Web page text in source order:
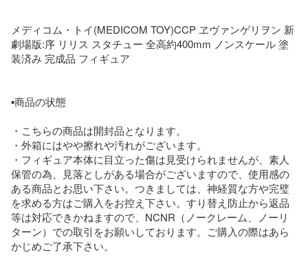
メディコム・トイ(MEDICOM TOY)CCP ヱヴァンゲリヲン 新
劇場版:序 リリス スタチュー 全高約400mm ノンスケール 塗
装済み 完成品 フィギュア
▪︎商品の状態
・こちらの商品は開封品となります。
・外箱にはやや擦れや汚れがございます。
・フィギュア本体に目立った傷は見受けられませんが、素人
保管の為、見落としがある場合がございますので、使用感の
ある商品とお思い下さい。つきましては、神経質な方や完璧
を求める方はご購入をお控え下さい。すり替え防止から返品
等は対応できかねますので、NCNR（ノークレーム、ノーリ
ターン）での取引をお願いしております。ご購入の際はあら
かじめご了承下さい。